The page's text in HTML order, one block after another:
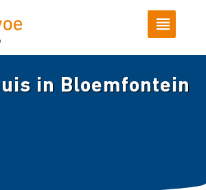
in Bloemfontein